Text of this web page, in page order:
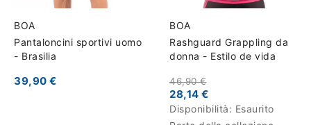
BOA
Pantaloncini sportivi uomo
- Brasilia
39,90 €
BOA
Rashguard Grappling da
donna - Estilo de vida
46,90 €
28,14 €
Disponibilità: Esaurito